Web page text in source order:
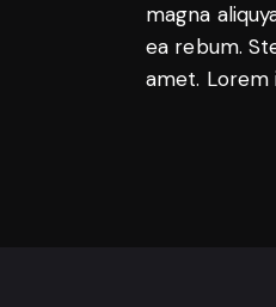
magna
ea rebum.
amet. Lorem